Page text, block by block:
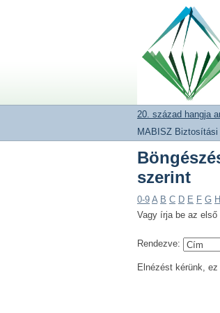
20. század
20. század hangja
MABISZ
szerint
0-9 A B C D E F G H
Vagy írja be az első
Rendezve:
Elnézést kérünk,